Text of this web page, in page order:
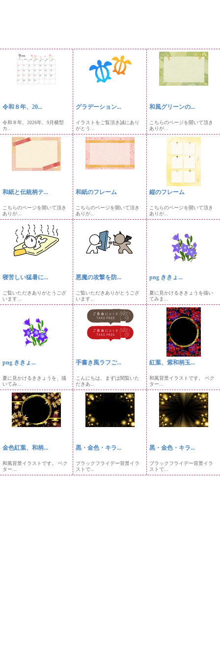
令和８年、20...
令和８年、2026年、9月横型
カ...
グラデーション...
イラストをご覧頂き誠にあり
がとう...
和風グリーンの...
こちらのページを開いて頂き
ありが...
和紙と伝統柄テ...
こちらのページを開いて頂き
ありが...
和紙のフレーム
こちらのページを開いて頂き
ありが...
縦のフレーム
こちらのページを開いて頂き
ありが...
寝苦しい猛暑に...
ご覧いただきありがとうござ
います...
悪魔の攻撃を防...
ご覧いただきありがとうござ
います...
png ききょ...
夏に見かけるききょうを描い
てみま...
png ききょ...
夏に見かけるききょうを、描
いてみ...
手書き風ラフご...
こんにちは。まずは閲覧いた
だきあ...
紅葉、紫和柄玉...
和風背景イラストです。 ベク
ター...
金色紅葉、和柄...
和風背景イラストです。 ベク
ター...
黒・金色・キラ...
ブラックフライデー背景イラ
ストで...
黒・金色・キラ...
ブラックフライデー背景イラ
ストで...